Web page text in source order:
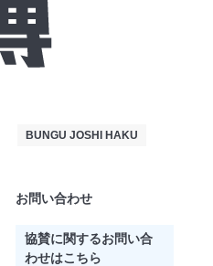
BUNGU JOSHI HAKU
お問い合わせ
協賛に関するお問い合
わせはこちら